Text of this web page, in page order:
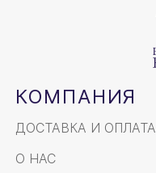
КОМПАНИЯ
ДОСТАВКА И ОПЛАТА
О НАС